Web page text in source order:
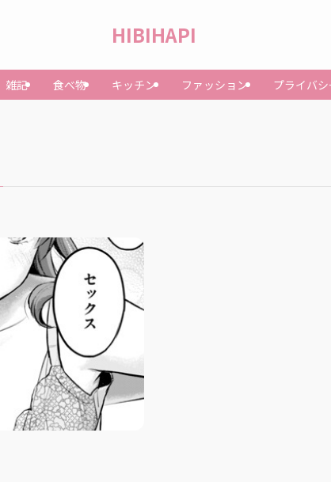
HIBIHAPI
雑記 食べ物 キッチン ファッション プライバ